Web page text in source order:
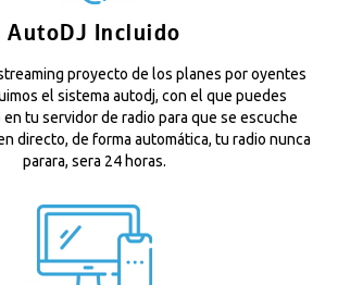
AutoDJ Incluido
proyecto de los planes por oyentes
el sistema autodj, con el que puedes
tu servidor de radio para que se escuche
directo, de forma automática, tu radio nunca
parara, sera 24 horas.